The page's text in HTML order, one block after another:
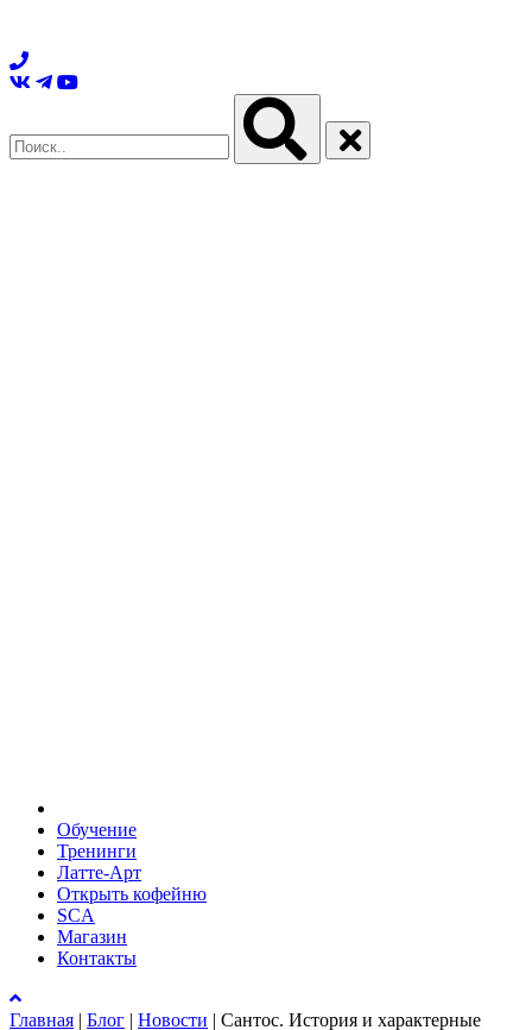
Обучение
Тренинги
Латте-Арт
Открыть кофейню
SCA
Магазин
Контакты
Главная | Блог | Новости | Сантос. История и характерные